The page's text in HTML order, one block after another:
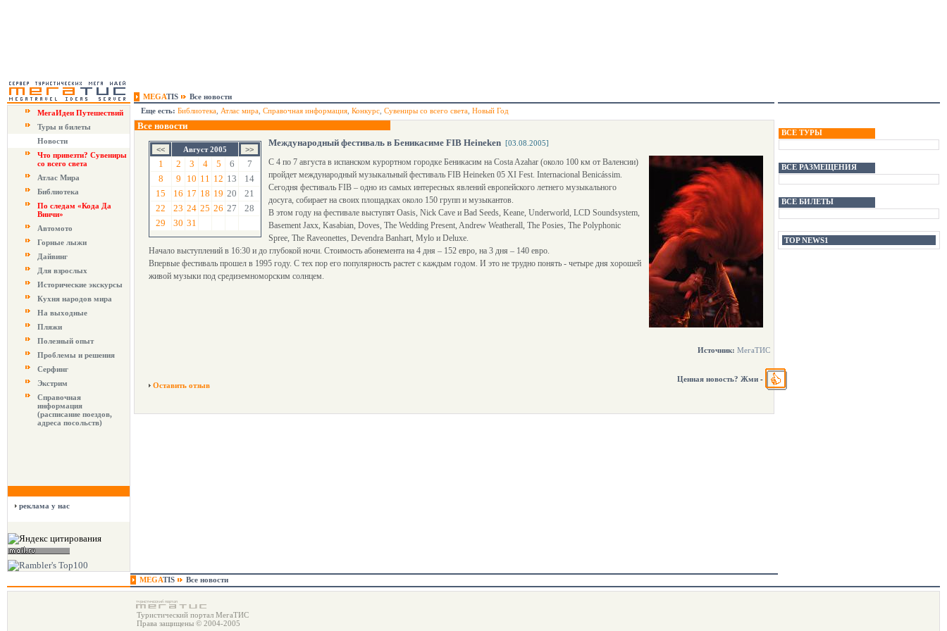
MEGATIS
Все новости
МегаИдеи Путешествий
Туры и билеты
Новости
Что привезти? Сувениры
со всего света
Атлас Мира
Библиотека
По следам «Кода Да
Винчи»
Автомото
Горные лыжи
Дайвинг
Для взрослых
Исторические экскурсы
Кухня народов мира
На выходные
Пляжи
Полезный опыт
Проблемы и решения
Серфинг
Экстрим
Справочная
информация
(расписание поездов,
адреса посольств)
реклама у нас
Еще есть: Библиотека Атлас мира Справочная информация Конкурс Сувениры со всего света Новый Год
Все новости
Август 2005
1 2 3 4 5 6
7
8
9 10 11 12 13
14
15
16 17 18 19 20
21
22
23 24 25 26 27
28
29
30 31
Международный фестиваль в Беникасиме FIB Heineken [03.08.2005]
С 4 по 7 августа в испанском курортном городке Беникасим на Costa Azahar (около 100 км от Валенсии)
пройдет международный музыкальный фестиваль FIB Heineken 05 XI Fest. Internacional Benicássim.
Сегодня фестиваль FIB – одно из самых интересных явлений европейского летнего музыкального
досуга, собирает на своих площадках около 150 групп и музыкантов.
В этом году на фестивале выступят Oasis, Nick Cave и Bad Seeds, Keane, Underworld, LCD Soundsystem,
Basement Jaxx, Kasabian, Doves, The Wedding Present, Andrew Weatherall, The Posies, The Polyphonic
Spree, The Raveonettes, Devendra Banhart, Mylo и Deluxe.
Начало выступлений в 16:30 и до глубокой ночи. Стоимость абонемента на 4 дня – 152 евро, на 3 дня – 140 евро.
Впервые фестиваль прошел в 1995 году. С тех пор его популярность растет с каждым годом. И это не трудно понять - четыре дня хорошей
живой музыки под средиземноморским солнцем.
Источник: МегаТИС
Оставить отзыв
Ценная новость? Жми -
ВСЕ ТУРЫ
ВСЕ РАЗМЕЩЕНИЯ
ВСЕ БИЛЕТЫ
TOP NEWS1
MEGATIS Все новости
Туристический портал МегаТИС
Права защищены © 2004-2005